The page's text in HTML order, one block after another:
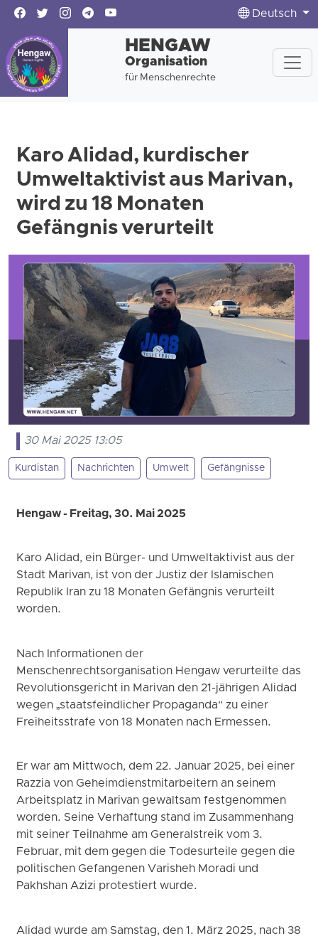
Deutsch
HENGAW
Organisation
für Menschenrechte
Karo Alidad, kurdischer
Umweltaktivist aus Marivan,
wird zu 18 Monaten
Gefängnis verurteilt
30 Mai 2025 13:05
Kurdistan Nachrichten Umwelt Gefängnisse
Hengaw - Freitag, 30. Mai 2025
Karo Alidad, ein Bürger- und Umweltaktivist aus der
Stadt Marivan, ist von der Justiz der Islamischen
Republik Iran zu 18 Monaten Gefängnis verurteilt
worden.
Nach Informationen der
Menschenrechtsorganisation Hengaw verurteilte das
Revolutionsgericht in Marivan den 21-jährigen Alidad
wegen „staatsfeindlicher Propaganda“ zu einer
Freiheitsstrafe von 18 Monaten nach Ermessen.
Er war am Mittwoch, dem 22. Januar 2025, bei einer
Razzia von Geheimdienstmitarbeitern an seinem
Arbeitsplatz in Marivan gewaltsam festgenommen
worden. Seine Verhaftung stand im Zusammenhang
mit seiner Teilnahme am Generalstreik vom 3.
Februar, mit dem gegen die Todesurteile gegen die
politischen Gefangenen Varisheh Moradi und
Pakhshan Azizi protestiert wurde.
Alidad wurde am Samstag, den 1. März 2025, nach 38